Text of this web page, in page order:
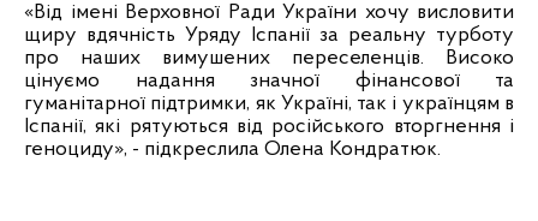
«Від імені Верховної Ради України хочу висловити
щиру вдячність Уряду Іспанії за реальну турботу
про наших вимушених переселенців. Високо
цінуємо надання значної фінансової та
гуманітарної підтримки, як Україні, так і українцям в
Іспанії, які рятуються від російського вторгнення і
геноциду», - підкреслила Олена Кондратюк.